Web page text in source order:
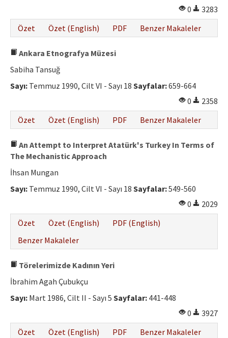
0
3283
Özet
Özet (English) PDF Benzer Makaleler
Ankara Etnografya Müzesi
Sabiha Tansuğ
Sayı: Temmuz 1990, Cilt VI - Sayı 18 Sayfalar:659-664
0
2358
Özet
Özet (English) PDF Benzer Makaleler
An Attempt to Interpret Atatürk's Turkey In Terms of
The Mechanistic Approach
İhsan Mungan
Sayı: Temmuz 1990, Cilt VI - Sayı 18 Sayfalar:549-560
0
2029
Özet
Özet (English)
PDF (English)
Benzer Makaleler
Törelerimizde Kadının Yeri
İbrahim Agah Çubukçu
Sayı: Mart 1986, Cilt II - Sayı 5 Sayfalar: 441-448
0
3927
Özet
Özet (English) PDF Benzer Makaleler